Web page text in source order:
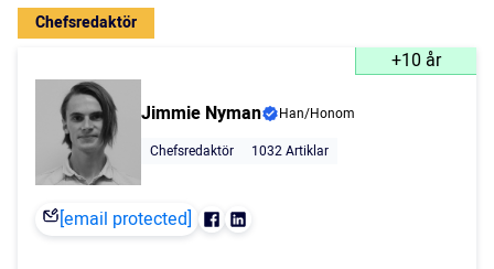
Chefsredaktör
+10 år
Jimmie Nyman
Han/Honom
Chefsredaktör
1032 Artiklar
[email protected]